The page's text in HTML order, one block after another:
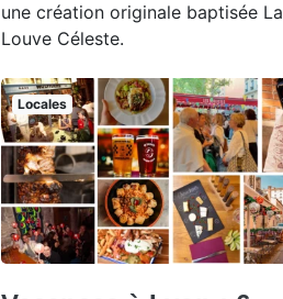
une création originale baptisée La
Louve Céleste.
Locales